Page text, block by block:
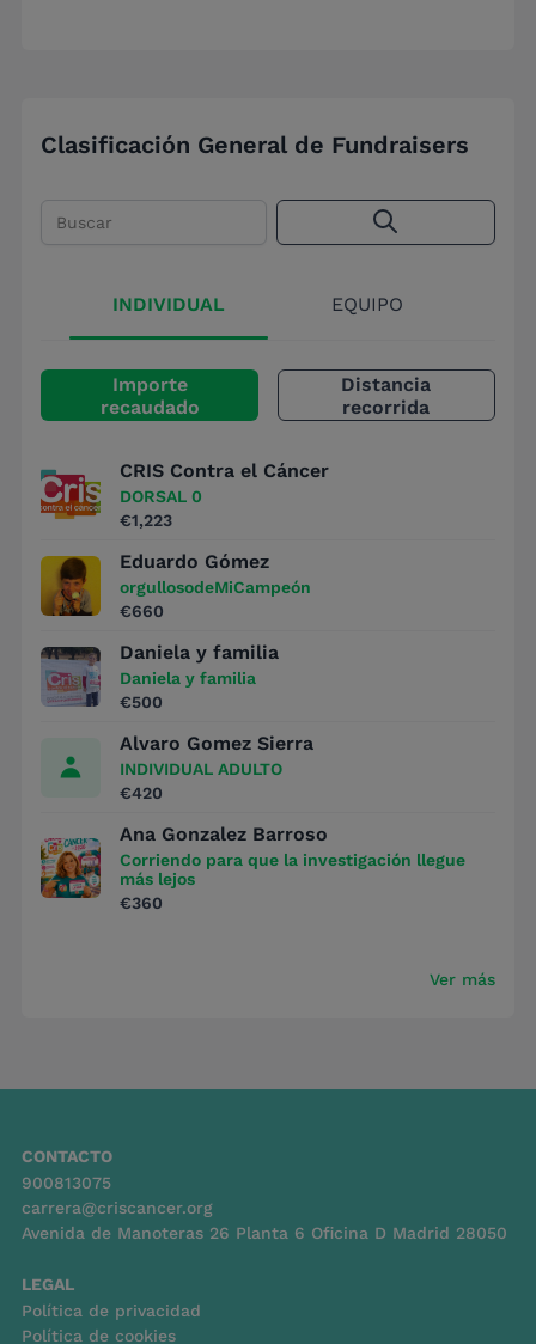
Clasificación General de Fundraisers
INDIVIDUAL EQUIPO
Importe
recaudado
Distancia
recorrida
CRIS Contra el Cáncer
DORSAL 0
€1,223
Eduardo Gómez
orgullosodeMiCampeón
€660
Daniela y familia
Daniela y familia
€500
Alvaro Gomez Sierra
INDIVIDUAL ADULTO
€420
Ana Gonzalez Barroso
Corriendo para que la investigación llegue
más lejos
€360
Ver más
CONTACTO
900813075
carrera@criscancer.org
Avenida de Manoteras 26 Planta 6 Oficina D Madrid 28050
LEGAL
Política de privacidad
Política de cookies